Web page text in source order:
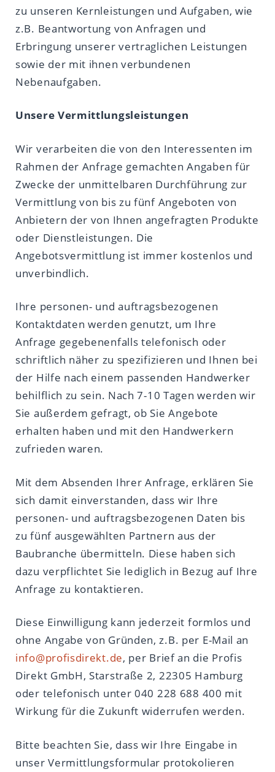
zu unseren Kernleistungen und Aufgaben, wie
z.B. Beantwortung von Anfragen und
Erbringung unserer vertraglichen Leistungen
sowie der mit ihnen verbundenen
Nebenaufgaben.
Unsere Vermittlungsleistungen
Wir verarbeiten die von den Interessenten im
Rahmen der Anfrage gemachten Angaben für
Zwecke der unmittelbaren Durchführung zur
Vermittlung von bis zu fünf Angeboten von
Anbietern der von Ihnen angefragten Produkte
oder Dienstleistungen. Die
Angebotsvermittlung ist immer kostenlos und
unverbindlich.
Ihre personen- und auftragsbezogenen
Kontaktdaten werden genutzt, um Ihre
Anfrage gegebenenfalls telefonisch oder
schriftlich näher zu spezifizieren und Ihnen bei
der Hilfe nach einem passenden Handwerker
behilflich zu sein. Nach 7-10 Tagen werden wir
Sie außerdem gefragt, ob Sie Angebote
erhalten haben und mit den Handwerkern
zufrieden waren.
Mit dem Absenden Ihrer Anfrage, erklären Sie
sich damit einverstanden, dass wir Ihre
personen- und auftragsbezogenen Daten bis
zu fünf ausgewählten Partnern aus der
Baubranche übermitteln. Diese haben sich
dazu verpflichtet Sie lediglich in Bezug auf Ihre
Anfrage zu kontaktieren.
Diese Einwilligung kann jederzeit formlos und
ohne Angabe von Gründen, z.B. per E-Mail an
info@profisdirekt.de, per Brief an die Profis
Direkt GmbH, Starstraße 2, 22305 Hamburg
oder telefonisch unter 040 228 688 400 mit
Wirkung für die Zukunft widerrufen werden.
Bitte beachten Sie, dass wir Ihre Eingabe in
unser Vermittlungsformular protokolieren